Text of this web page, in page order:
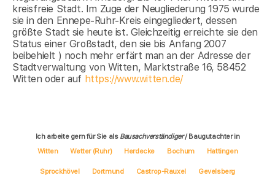
kreisfreie Stadt. Im Zuge der Neugliederung 1975 wurde
sie in den Ennepe-Ruhr-Kreis eingegliedert, dessen
größte Stadt sie heute ist. Gleichzeitig erreichte sie den
Status einer Großstadt, den sie bis Anfang 2007
beibehielt ) noch mehr erfärt man an der Adresse der
Stadtverwaltung von Witten, Marktstraße 16, 58452
Witten oder auf https://www.witten.de/
Ich arbeite gern für Sie als Bausachverständiger/ Baugutachter in
Witten
Wetter (Ruhr) Herdecke Bochum Hattingen
Sprockhövel Dortmund Castrop-Rauxel Gevelsberg